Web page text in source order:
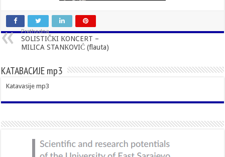
Prethodna
SOLISTIČКI КONCERT –
MILICA STANКOVIĆ (flauta)
КАТАВАСИЈЕ mp3
Katavasije mp3